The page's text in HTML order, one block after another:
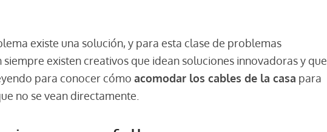
existe una solución, y para esta clase de problemas
existen creativos que idean soluciones innovadoras y que
para conocer cómo acomodar los cables de la casa para
no se vean directamente.